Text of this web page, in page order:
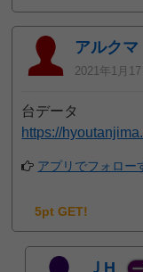
アルクマ
2021年1月
台データ
https://
アプリでフォロー
5pt GET!
ＪH